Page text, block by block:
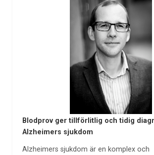
Blodprov ger tillförlitlig och tidig
Alzheimers sjukdom
Alzheimers sjukdom är en komplex och